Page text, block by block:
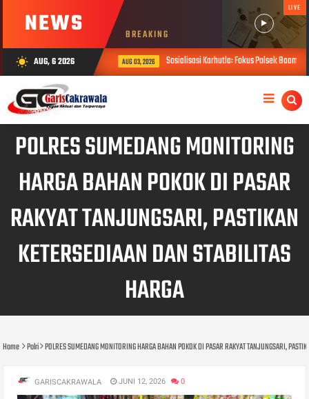
NEWS BREAKING
LIVE
wb_sunny AUG, 6 2026 AUG 03, 2026 Sosialisasi Karhutla: Fokus Polsek Baamang
POLRES SUMEDANG MONITORING
HARGA BAHAN POKOK DI PASAR
RAKYAT TANJUNGSARI, PASTIKAN
KETERSEDIAAN DAN STABILITAS
HARGA
Home Polri POLRES SUMEDANG MONITORING HARGA BAHAN POKOK DI PASAR RAKYAT TANJUNGSARI,
GARISCAKRAWALA JUNI 12, 2026 0